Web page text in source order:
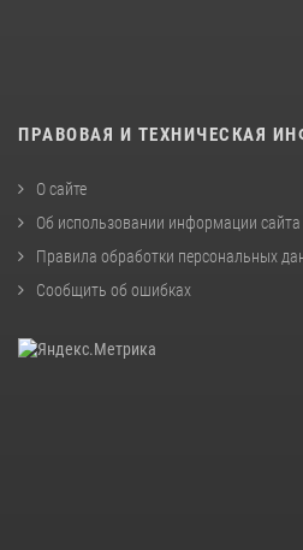
ПРАВОВАЯ И ТЕХНИЧЕСКАЯ
О сайте
Об использовании информации сайта
Правила обработки персональных
Сообщить об ошибках